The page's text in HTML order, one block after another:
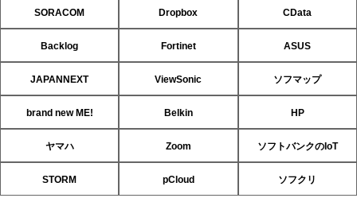
SORACOM Dropbox CData
Backlog Fortinet ASUS
JAPANNEXT ViewSonic ソフマップ
brand new ME! Belkin HP
ヤマハ Zoom ソフトバンクのIoT
STORM pCloud ソフクリ